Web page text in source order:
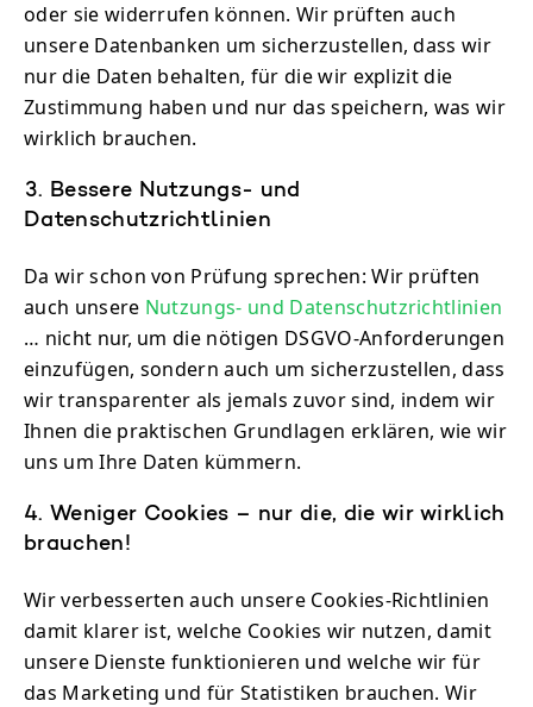
oder sie widerrufen können. Wir prüften auch
unsere Datenbanken um sicherzustellen, dass wir
nur die Daten behalten, für die wir explizit die
Zustimmung haben und nur das speichern, was wir
wirklich brauchen.
3. Bessere Nutzungs- und
Datenschutzrichtlinien
Da wir schon von Prüfung sprechen: Wir prüften
auch unsere Nutzungs- und Datenschutzrichtlinien
… nicht nur, um die nötigen DSGVO-Anforderungen
einzufügen, sondern auch um sicherzustellen, dass
wir transparenter als jemals zuvor sind, indem wir
Ihnen die praktischen Grundlagen erklären, wie wir
uns um Ihre Daten kümmern.
4. Weniger Cookies – nur die, die wir wirklich
brauchen!
Wir verbesserten auch unsere Cookies-Richtlinien
damit klarer ist, welche Cookies wir nutzen, damit
unsere Dienste funktionieren und welche wir für
das Marketing und für Statistiken brauchen. Wir